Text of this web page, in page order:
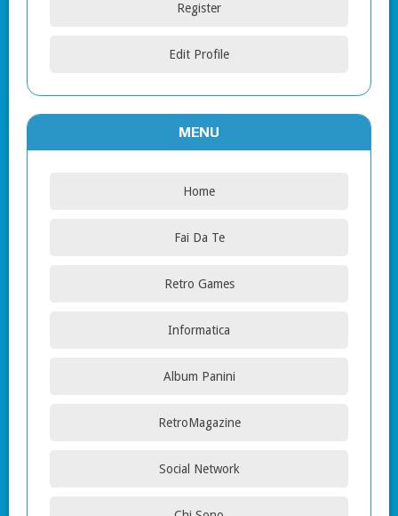
Register
Edit Profile
MENU
Home
Fai Da Te
Retro Games
Informatica
Album Panini
RetroMagazine
Social Network